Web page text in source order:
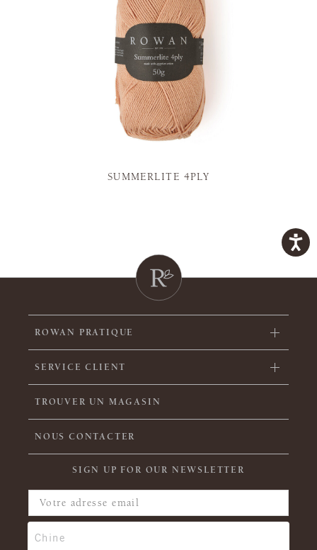
SUMMERLITE 4PLY
ROWAN PRATIQUE
SERVICE CLIENT
TROUVER UN MAGASIN
NOUS CONTACTER
SIGN UP FOR OUR NEWSLETTER